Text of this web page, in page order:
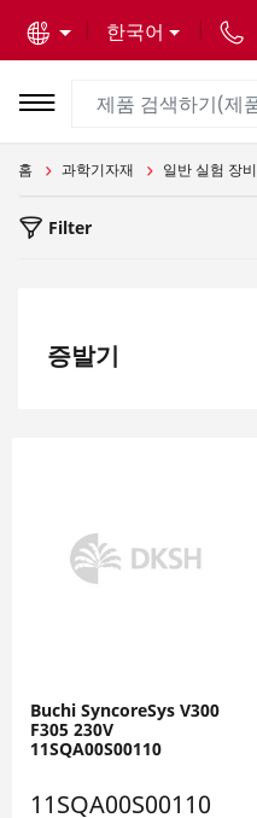
한국어
홈 과학기자재 일반 실험 장비
Filter
증발기
Buchi SyncoreSys V300
F305 230V
11SQA00S00110
11SQA00S00110